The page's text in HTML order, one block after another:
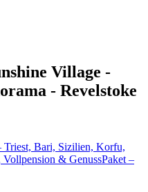
Village -
- Revelstoke